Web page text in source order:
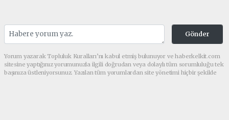
Gönder
Yorum yazarak Topluluk Kuralları’nı kabul etmiş bulunuyor ve haberkelkit.com
sitesine yaptığınız yorumunuzla ilgili doğrudan veya dolaylı tüm sorumluluğu tek
başınıza üstleniyorsunuz. Yazılan tüm yorumlardan site yönetimi hiçbir şekilde